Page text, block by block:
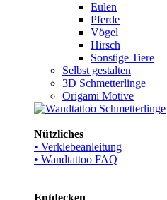
Eulen
Pferde
Vögel
Hirsch
Sonstige Tiere
Selbst gestalten
3D Schmetterlinge
Origami Motive
Nützliches
• Verklebeanleitung
• Wandtattoo FAQ
Entdecken